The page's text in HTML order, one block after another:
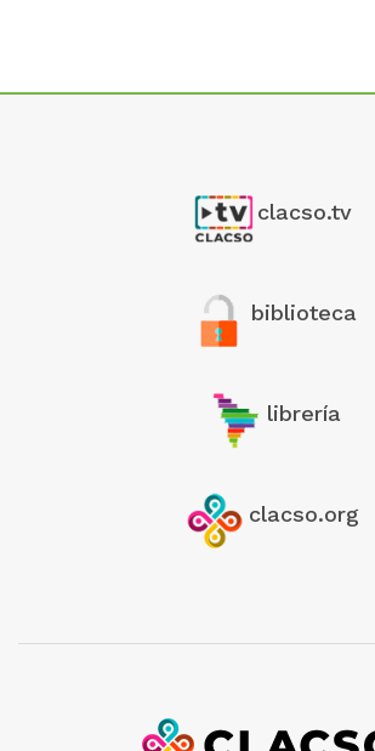
clacso.tv
biblioteca
librería
clacso.org